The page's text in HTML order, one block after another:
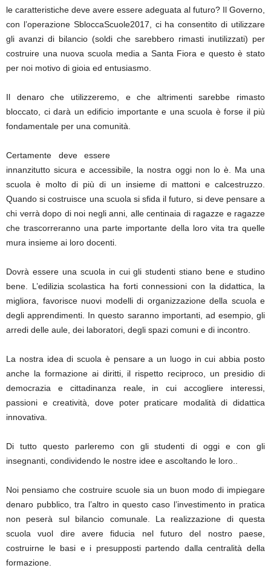
le caratteristiche deve avere essere adeguata al futuro? Il Governo,
con l’operazione SbloccaScuole2017, ci ha consentito di utilizzare
gli avanzi di bilancio (soldi che sarebbero rimasti inutilizzati) per
costruire una nuova scuola media a Santa Fiora e questo è stato
per noi motivo di gioia ed entusiasmo.
Il denaro che utilizzeremo, e che altrimenti sarebbe rimasto
bloccato, ci darà un edificio importante e una scuola è forse il più
fondamentale per una comunità.
Certamente deve essere
innanzitutto sicura e accessibile, la nostra oggi non lo è. Ma una
scuola è molto di più di un insieme di mattoni e calcestruzzo.
Quando si costruisce una scuola si sfida il futuro, si deve pensare a
chi verrà dopo di noi negli anni, alle centinaia di ragazze e ragazze
che trascorreranno una parte importante della loro vita tra quelle
mura insieme ai loro docenti.
Dovrà essere una scuola in cui gli studenti stiano bene e studino
bene. L’edilizia scolastica ha forti connessioni con la didattica, la
migliora, favorisce nuovi modelli di organizzazione della scuola e
degli apprendimenti. In questo saranno importanti, ad esempio, gli
arredi delle aule, dei laboratori, degli spazi comuni e di incontro.
La nostra idea di scuola è pensare a un luogo in cui abbia posto
anche la formazione ai diritti, il rispetto reciproco, un presidio di
democrazia e cittadinanza reale, in cui accogliere interessi,
passioni e creatività, dove poter praticare modalità di didattica
innovativa.
Di tutto questo parleremo con gli studenti di oggi e con gli
insegnanti, condividendo le nostre idee e ascoltando le loro..
Noi pensiamo che costruire scuole sia un buon modo di impiegare
denaro pubblico, tra l’altro in questo caso l’investimento in pratica
non peserà sul bilancio comunale. La realizzazione di questa
scuola vuol dire avere fiducia nel futuro del nostro paese,
costruirne le basi e i presupposti partendo dalla centralità della
formazione.